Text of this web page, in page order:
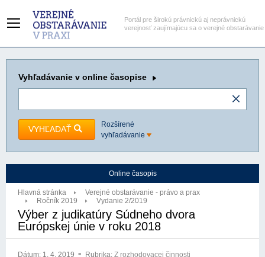
Portál pre širokú právnickú aj neprávnickú
verejnosť zaujímajúcu sa o verejné obstarávanie
Vyhľadávanie v online časopise
VYHĽADAŤ
Rozšírené
vyhľadávanie
Online časopis
Hlavná stránka
Verejné obstarávanie - právo a prax
Ročník 2019
Vydanie 2/2019
Výber z judikatúry Súdneho dvora
Európskej únie v roku 2018
Dátum: 1. 4. 2019 Rubrika: Z rozhodovacej činnosti